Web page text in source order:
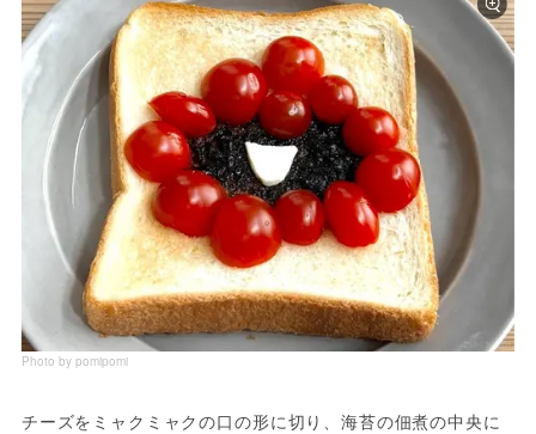
Photo by pomipomi
チーズをミャクミャクの口の形に切り、海苔の佃煮の中央に